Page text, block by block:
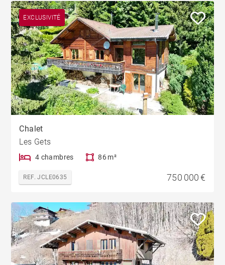
EXCLUSIVITÉ
Chalet
Les Gets
4 chambres 86 m²
REF. JCLE0635 750 000 €